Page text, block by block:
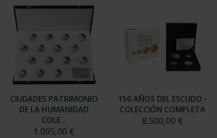
CIUDADES PATRIMONIO
DE LA HUMANIDAD
COLE...
1.095,00 €
150 AÑOS DEL ESCUDO -
COLECCIÓN COMPLETA
8.500,00 €